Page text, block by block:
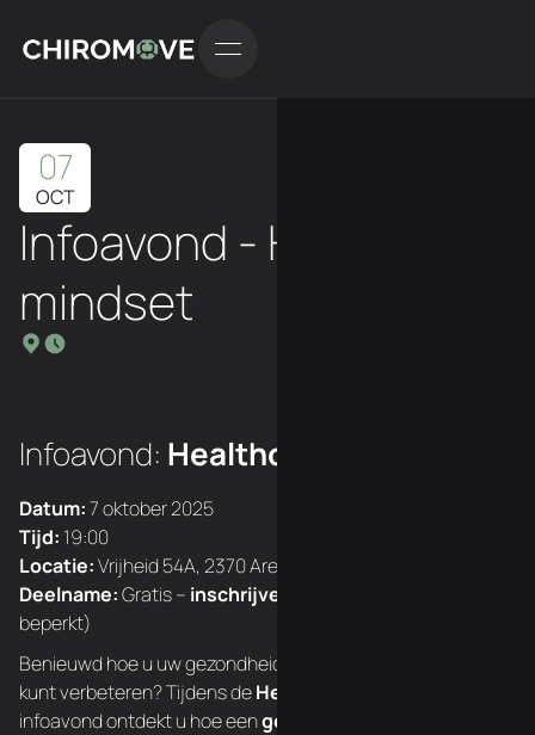
07
OCT
Infoavond - Healthcare
mindset
Infoavond: Healthcare Mindset
Datum:7 oktober 2025
Tijd: 19:00
Locatie:Vrijheid 54A, 2370 Arendonk
Deelname:Gratis – inschrijven is verplicht
beperkt)
Benieuwd hoe u uw gezondheid op een natuurlijke manier
kunt verbeteren? Tijdens deHealthcare Mindset
infoavond ontdekt u hoe eengezondheidsgerichte